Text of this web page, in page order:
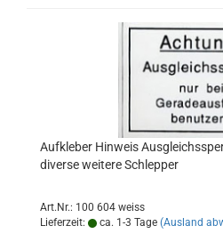
Aufkleber Hinweis
diverse weitere Schlepper
Art.Nr.: 100 604 weiss
Lieferzeit:
ca. 1-3 Tage (Ausland